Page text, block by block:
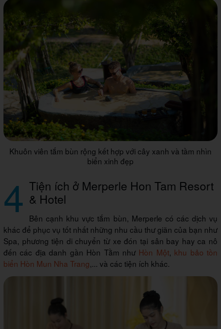
Khuôn viên tắm bùn rộng kết hợp với cây xanh và tầm nhìn
biển xinh đẹp
4 Tiện ích ở Merperle Hon Tam Resort
& Hotel
Bên cạnh khu vực tắm bùn, Merperle có các dịch vụ
khác để phục vụ tốt nhất những nhu cầu thư giãn của bạn như
Spa, phương tiện di chuyển từ xe đón tại sân bay hay ca nô
đến các địa danh gần Hòn Tằm như Hòn Một, khu bảo tồn
biển Hòn Mun Nha Trang,... và các tiện ích khác.